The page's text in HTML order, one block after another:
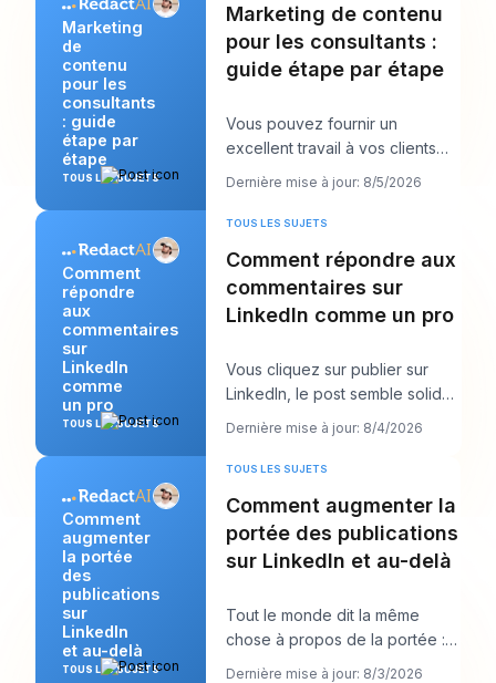
Marketing
de
contenu
pour les
consultants
: guide
étape par
étape
TOUS LES SUJETS
Marketing de contenu
pour les consultants :
guide étape par étape
Vous pouvez fournir un
excellent travail à vos clients
tout en vous sentant
étrangement invisible en
Dernière mise à jour: 8/5/2026
Comment
répondre
aux
commentaires
sur
LinkedIn
comme
un pro
TOUS LES SUJETS
TOUS LES SUJETS
Comment répondre aux
commentaires sur
LinkedIn comme un pro
Vous cliquez sur publier sur
LinkedIn, le post semble solide,
puis le vrai travail commence.
Dernière mise à jour: 8/4/2026
Comment
augmenter
la portée
des
publications
sur
LinkedIn
et au-delà
TOUS LES SUJETS
TOUS LES SUJETS
Comment augmenter la
portée des publications
sur LinkedIn et au-delà
Tout le monde dit la même
chose à propos de la portée :
publiez plus. Ce conseil semble
Dernière mise à jour: 8/3/2026